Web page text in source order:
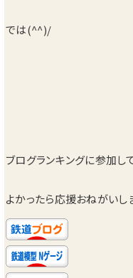
では(^^)/
ブログランキングに参加し
よかったら応援おねがいし